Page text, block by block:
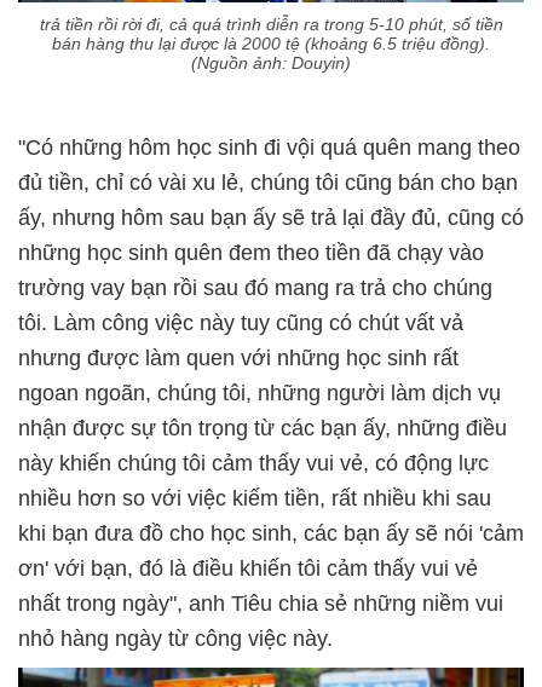
trả tiền rồi rời đi, cả quá trình diễn ra trong 5-10 phút, số tiền
bán hàng thu lại được là 2000 tệ (khoảng 6.5 triệu đồng).
(Nguồn ảnh: Douyin)
"Có những hôm học sinh đi vội quá quên mang theo
đủ tiền, chỉ có vài xu lẻ, chúng tôi cũng bán cho bạn
ấy, nhưng hôm sau bạn ấy sẽ trả lại đầy đủ, cũng có
những học sinh quên đem theo tiền đã chạy vào
trường vay bạn rồi sau đó mang ra trả cho chúng
tôi. Làm công việc này tuy cũng có chút vất vả
nhưng được làm quen với những học sinh rất
ngoan ngoãn, chúng tôi, những người làm dịch vụ
nhận được sự tôn trọng từ các bạn ấy, những điều
này khiến chúng tôi cảm thấy vui vẻ, có động lực
nhiều hơn so với việc kiếm tiền, rất nhiều khi sau
khi bạn đưa đồ cho học sinh, các bạn ấy sẽ nói 'cảm
ơn' với bạn, đó là điều khiến tôi cảm thấy vui vẻ
nhất trong ngày", anh Tiêu chia sẻ những niềm vui
nhỏ hàng ngày từ công việc này.